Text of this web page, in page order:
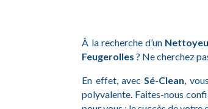
À la recherche d’un
Feugerolles ? Ne cherchez
En effet, avec Sé-Clean ,
polyvalente. Faites-nous